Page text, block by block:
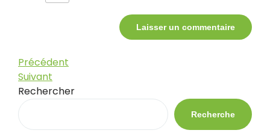
Navigation
de
l’article
Article
précédent
Précédent
Article
suivant
Suivant
Rechercher
Recherche